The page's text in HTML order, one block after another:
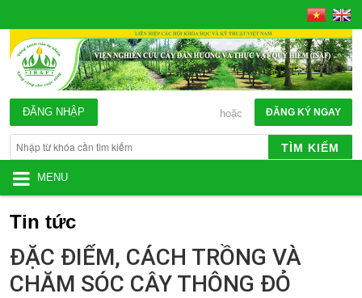
ĐĂNG KÝ NGAY
hoặc
ĐĂNG NHẬP
TÌM KIẾM
MENU
Tin tức
ĐẶC ĐIỂM, CÁCH TRỒNG VÀ
CHĂM SÓC CÂY THÔNG ĐỎ